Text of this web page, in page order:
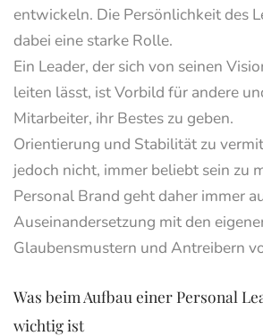
entwickeln. Die Persönlichkeit des
dabei eine starke Rolle.
Ein Leader, der sich von seinen
leiten lässt, ist Vorbild für andere
Mitarbeiter, ihr Bestes zu geben.
Orientierung und Stabilität zu
jedoch nicht, immer beliebt sein zu
Personal Brand geht daher immer
Auseinandersetzung mit den
Glaubensmustern und Antreibern
Was beim Aufbau einer Personal
wichtig ist